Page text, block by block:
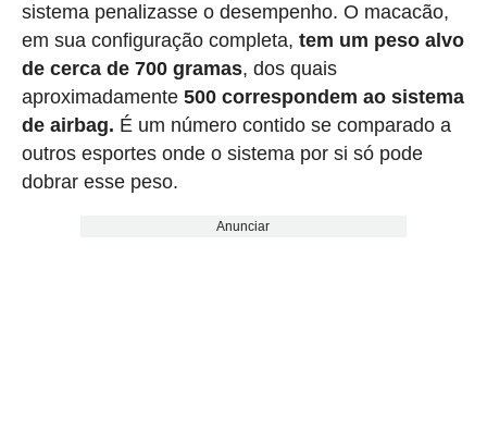
sistema penalizasse o desempenho. O macacão,
em sua configuração completa, tem um peso alvo
de cerca de 700 gramas, dos quais
aproximadamente 500 correspondem ao sistema
de airbag. É um número contido se comparado a
outros esportes onde o sistema por si só pode
dobrar esse peso.
Anunciar